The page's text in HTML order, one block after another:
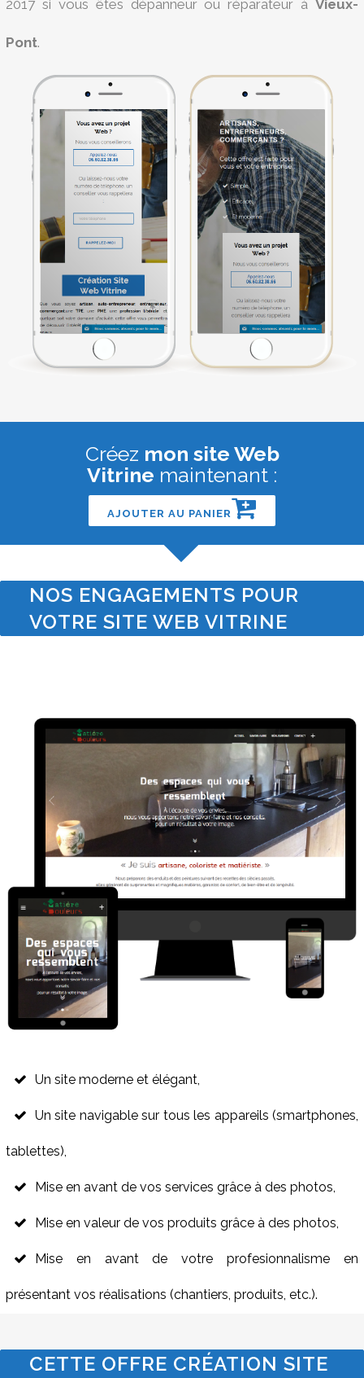
2017 si vous êtes dépanneur ou réparateur à Vieux-
Pont.
Créez mon site Web
Vitrine maintenant :
AJOUTER AU PANIER
NOS ENGAGEMENTS POUR
VOTRE SITE WEB VITRINE
Un site moderne et élégant,
Un site navigable sur tous les appareils (smartphones,
tablettes),
Mise en avant de vos services grâce à des photos,
Mise en valeur de vos produits grâce à des photos,
Mise en avant de votre profesionnalisme en
présentant vos réalisations (chantiers, produits, etc.).
CETTE OFFRE CRÉATION SITE